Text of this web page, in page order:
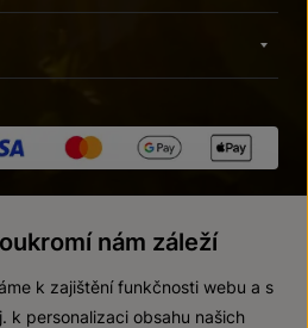
nám záleží
k zajištění funkčnosti webu a s
k personalizaci obsahu našich